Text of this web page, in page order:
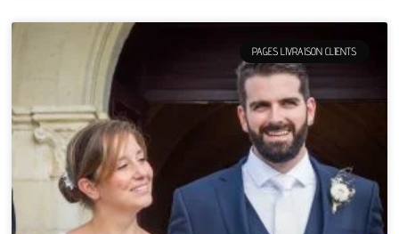
PAGES LIVRAISON CLIENTS